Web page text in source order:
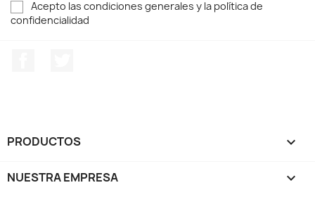
Acepto las condiciones generales y la política de
confidencialidad
PRODUCTOS 
NUESTRA EMPRESA 